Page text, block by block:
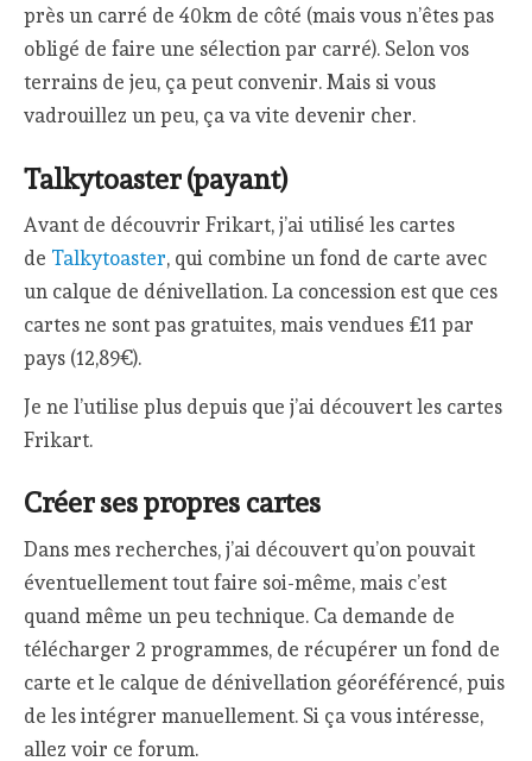
près un carré de 40km de côté (mais vous n’êtes pas
obligé de faire une sélection par carré). Selon vos
terrains de jeu, ça peut convenir. Mais si vous
vadrouillez un peu, ça va vite devenir cher.
Talkytoaster (payant)
Avant de découvrir Frikart, j’ai utilisé les cartes
de Talkytoaster, qui combine un fond de carte avec
un calque de dénivellation. La concession est que ces
cartes ne sont pas gratuites, mais vendues £11 par
pays (12,89€).
Je ne l’utilise plus depuis que j’ai découvert les cartes
Frikart.
Créer ses propres cartes
Dans mes recherches, j’ai découvert qu’on pouvait
éventuellement tout faire soi-même, mais c’est
quand même un peu technique. Ca demande de
télécharger 2 programmes, de récupérer un fond de
carte et le calque de dénivellation géoréférencé, puis
de les intégrer manuellement. Si ça vous intéresse,
allez voir ce forum.